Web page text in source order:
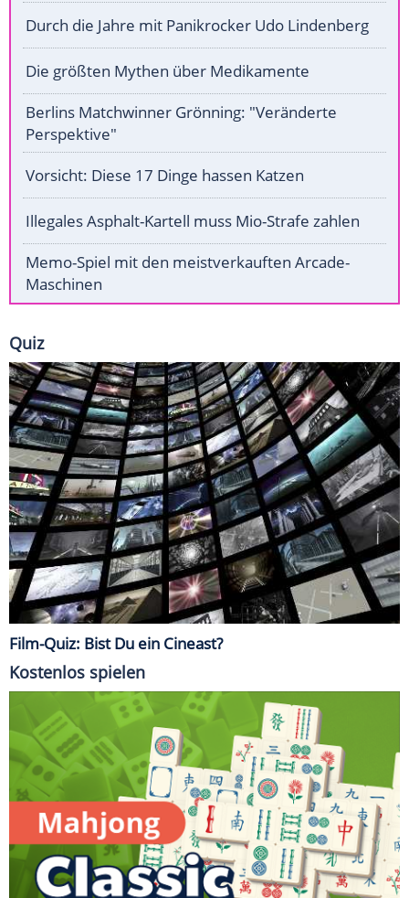
Durch die Jahre mit Panikrocker Udo Lindenberg
Die größten Mythen über Medikamente
Berlins Matchwinner Grönning: "Veränderte
Perspektive"
Vorsicht: Diese 17 Dinge hassen Katzen
Illegales Asphalt-Kartell muss Mio-Strafe zahlen
Memo-Spiel mit den meistverkauften Arcade-
Maschinen
Quiz
Film-Quiz: Bist Du ein Cineast?
Kostenlos spielen